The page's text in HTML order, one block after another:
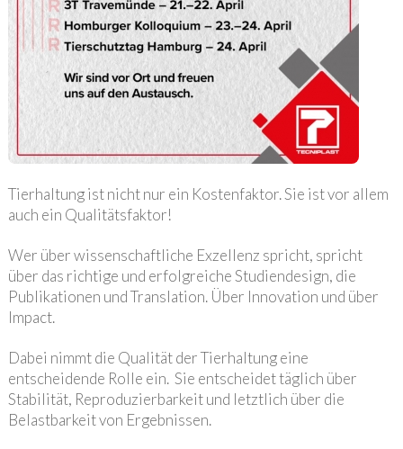
Tierhaltung ist nicht nur ein Kostenfaktor. Sie ist vor allem
auch ein Qualitätsfaktor!
Wer über wissenschaftliche Exzellenz spricht, spricht
über das richtige und erfolgreiche Studiendesign, die
Publikationen und Translation. Über Innovation und über
Impact.
Dabei nimmt die Qualität der Tierhaltung eine
entscheidende Rolle ein. Sie entscheidet täglich über
Stabilität, Reproduzierbarkeit und letztlich über die
Belastbarkeit von Ergebnissen.